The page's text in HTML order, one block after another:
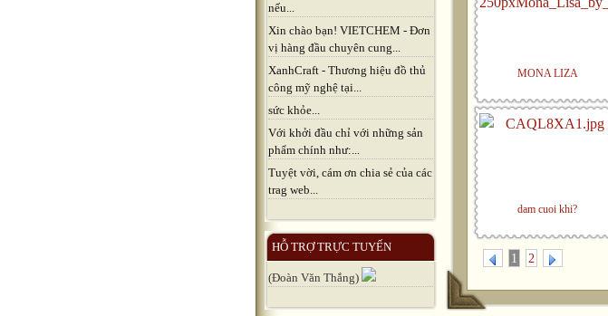
nếu...
Xin chào bạn! VIETCHEM - Đơn
vị hàng đầu chuyên cung...
XanhCraft - Thương hiệu đồ thủ
công mỹ nghệ tại...
sức khỏe...
Với khởi đầu chỉ với những sản
phẩm chính như:...
Tuyệt vời, cám ơn chia sẻ của các
trag web...
HỖ TRỢ TRỰC TUYẾN
(Đoàn Văn Thắng)
MONA LIZA
dam cuoi khi?
1 2